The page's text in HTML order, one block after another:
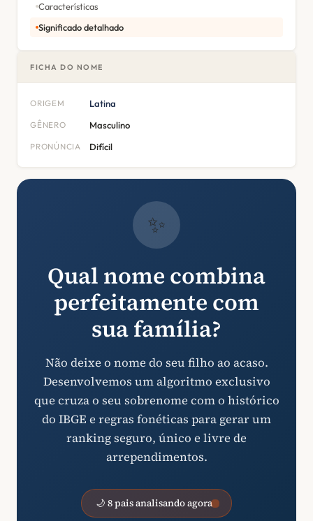
Características
Significado detalhado
FICHA DO NOME
ORIGEM Latina
GÊNERO Masculino
PRONÚNCIA Difícil
✨
Qual nome combina
perfeitamente com
sua família?
Não deixe o nome do seu filho ao acaso.
Desenvolvemos um algoritmo exclusivo
que cruza o seu sobrenome com o histórico
do IBGE e regras fonéticas para gerar um
ranking seguro, único e livre de
arrependimentos.
🌙 8 pais analisando agora